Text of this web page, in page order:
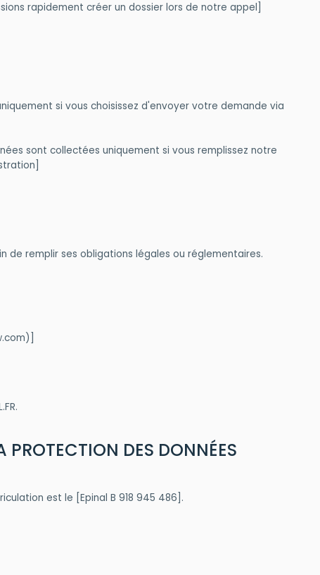
rapidement créer un dossier lors de notre appel]
si vous choisissez d'envoyer votre demande via
sont collectées uniquement si vous remplissez notre
remplir ses obligations légales ou réglementaires.
PROTECTION DES DONNÉES
est le [Epinal B 918 945 486].